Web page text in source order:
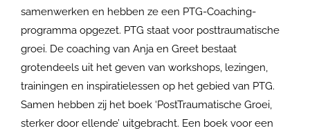
samenwerken en hebben ze een PTG-Coaching-
programma opgezet. PTG staat voor posttraumatische
groei. De coaching van Anja en Greet bestaat
grotendeels uit het geven van workshops, lezingen,
trainingen en inspiratielessen op het gebied van PTG.
Samen hebben zij het boek ‘PostTraumatische Groei,
sterker door ellende’ uitgebracht. Een boek voor een